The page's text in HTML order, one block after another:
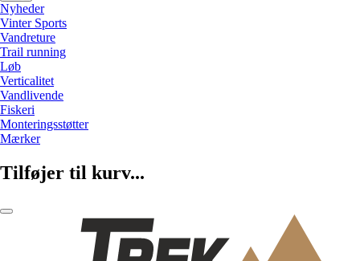
Nyheder
Vinter Sports
Vandreture
Trail running
Løb
Verticalitet
Vandlivende
Fiskeri
Monteringsstøtter
Mærker
Tilføjer til kurv...